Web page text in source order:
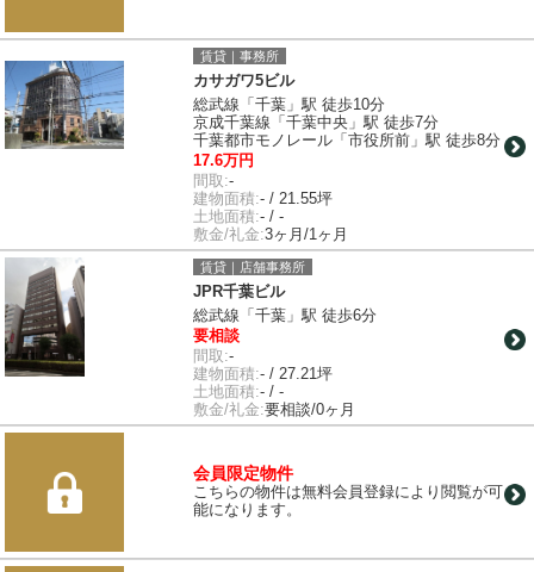
賃貸｜事務所
カサガワ5ビル
総武線「千葉」駅 徒歩10分
京成千葉線「千葉中央」駅 徒歩7分
千葉都市モノレール「市役所前」駅 徒歩8分
17.6万円
間取:-
建物面積:- / 21.55坪
土地面積:- / -
敷金/礼金:3ヶ月/1ヶ月
賃貸｜店舗事務所
JPR千葉ビル
総武線「千葉」駅 徒歩6分
要相談
間取:-
建物面積:- / 27.21坪
土地面積:- / -
敷金/礼金:要相談/0ヶ月
会員限定物件
こちらの物件は無料会員登録により閲覧が可
能になります。